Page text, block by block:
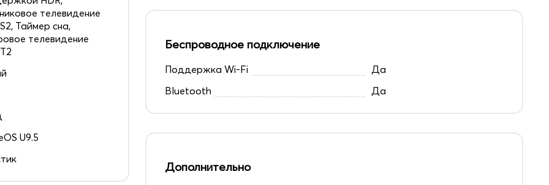
телевидение
Таймер сна,
телевидение
U9.5
Беспроводное подключение
Поддержка Wi-Fi
Да
Bluetooth
Да
Дополнительно